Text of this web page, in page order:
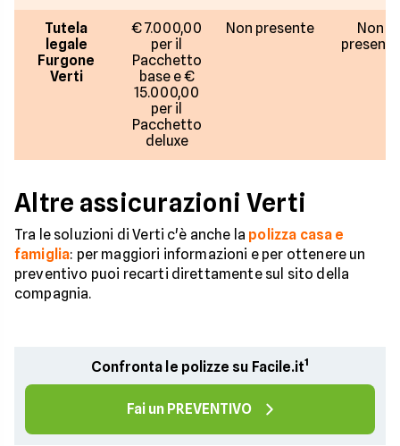
Tutela
legale
Furgone
Verti
€ 7.000,00
per il
Pacchetto
base e €
15.000,00
per il
Pacchetto
deluxe
Non presente
Non
presente
Altre assicurazioni Verti
Tra le soluzioni di Verti c'è anche la polizza casa e
famiglia: per maggiori informazioni e per ottenere un
preventivo puoi recarti direttamente sul sito della
compagnia.
Confronta le polizze su Facile.it¹
Fai un PREVENTIVO